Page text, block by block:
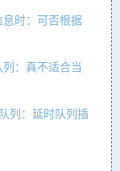
时：可否根据
：真不适合当
列：延时队列插